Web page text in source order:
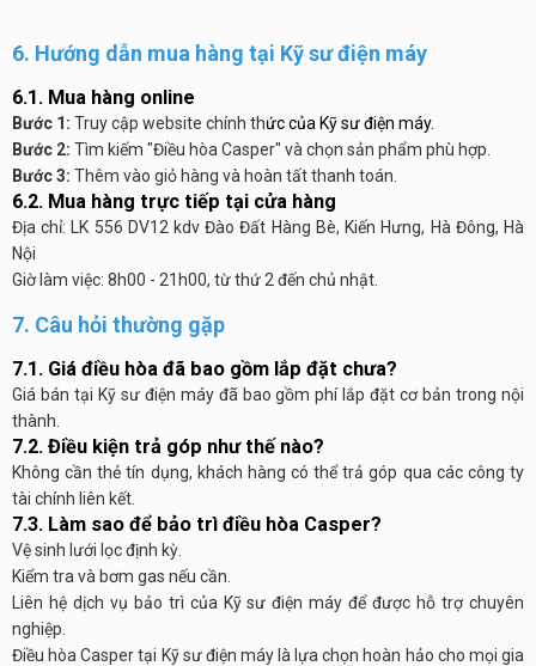
6. Hướng dẫn mua hàng tại Kỹ sư điện máy
6.1. Mua hàng online
Bước 1: Truy cập website chính thức của Kỹ sư điện máy.
Bước 2: Tìm kiếm "Điều hòa Casper" và chọn sản phẩm phù hợp.
Bước 3: Thêm vào giỏ hàng và hoàn tất thanh toán.
6.2. Mua hàng trực tiếp tại cửa hàng
Địa chỉ: LK 556 DV12 kdv Đào Đất Hàng Bè, Kiến Hưng, Hà Đông, Hà
Nội
Giờ làm việc: 8h00 - 21h00, từ thứ 2 đến chủ nhật.
7. Câu hỏi thường gặp
7.1. Giá điều hòa đã bao gồm lắp đặt chưa?
Giá bán tại Kỹ sư điện máy đã bao gồm phí lắp đặt cơ bản trong nội
thành.
7.2. Điều kiện trả góp như thế nào?
Không cần thẻ tín dụng, khách hàng có thể trả góp qua các công ty
tài chính liên kết.
7.3. Làm sao để bảo trì điều hòa Casper?
Vệ sinh lưới lọc định kỳ.
Kiểm tra và bơm gas nếu cần.
Liên hệ dịch vụ bảo trì của Kỹ sư điện máy để được hỗ trợ chuyên
nghiệp.
Điều hòa Casper tại Kỹ sư điện máy là lựa chọn hoàn hảo cho mọi gia